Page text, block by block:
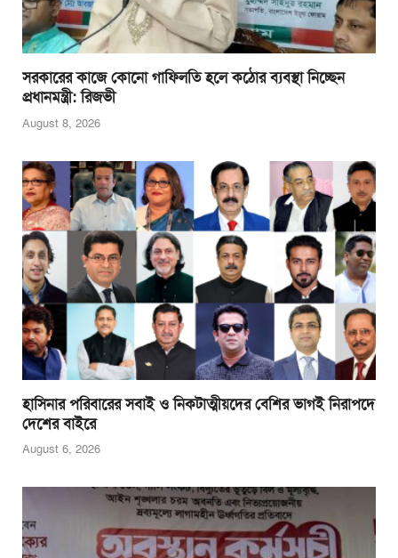
সরকারের কাজে কোনো গাফিলতি হলে কঠোর ব্যবস্থা নিচ্ছেন
প্রধানমন্ত্রী: রিজভী
August 8, 2026
হাসিনার পরিবারের সবাই ও নিকটাত্মীয়দের বেশির ভাগই নিরাপদে
দেশের বাইরে
August 6, 2026